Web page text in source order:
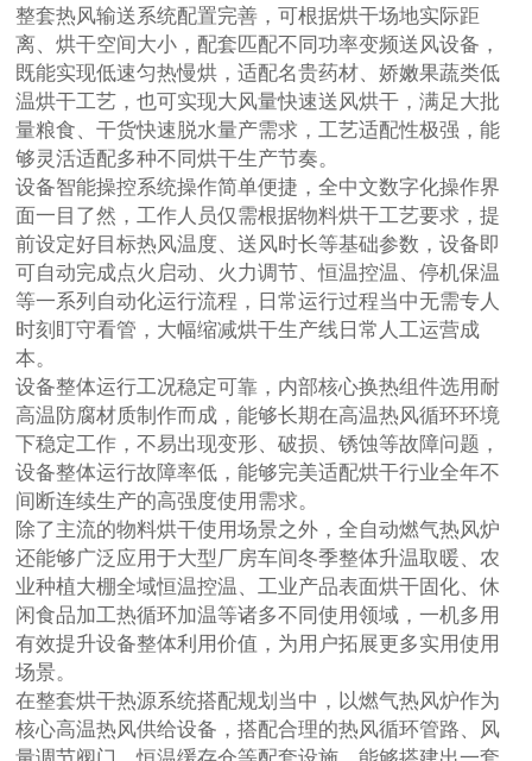
整套热风输送系统配置完善，可根据烘干场地实际距
离、烘干空间大小，配套匹配不同功率变频送风设备，
既能实现低速匀热慢烘，适配名贵药材、娇嫩果蔬类低
温烘干工艺，也可实现大风量快速送风烘干，满足大批
量粮食、干货快速脱水量产需求，工艺适配性极强，能
够灵活适配多种不同烘干生产节奏。
设备智能操控系统操作简单便捷，全中文数字化操作界
面一目了然，工作人员仅需根据物料烘干工艺要求，提
前设定好目标热风温度、送风时长等基础参数，设备即
可自动完成点火启动、火力调节、恒温控温、停机保温
等一系列自动化运行流程，日常运行过程当中无需专人
时刻盯守看管，大幅缩减烘干生产线日常人工运营成
本。
设备整体运行工况稳定可靠，内部核心换热组件选用耐
高温防腐材质制作而成，能够长期在高温热风循环环境
下稳定工作，不易出现变形、破损、锈蚀等故障问题，
设备整体运行故障率低，能够完美适配烘干行业全年不
间断连续生产的高强度使用需求。
除了主流的物料烘干使用场景之外，全自动燃气热风炉
还能够广泛应用于大型厂房车间冬季整体升温取暖、农
业种植大棚全域恒温控温、工业产品表面烘干固化、休
闲食品加工热循环加温等诸多不同使用领域，一机多用
有效提升设备整体利用价值，为用户拓展更多实用使用
场景。
在整套烘干热源系统搭配规划当中，以燃气热风炉作为
核心高温热风供给设备，搭配合理的热风循环管路、风